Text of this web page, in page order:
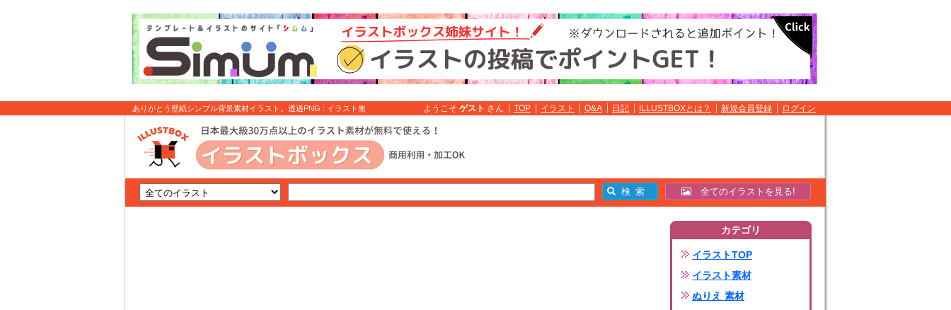
ありがとう壁紙シンプル背景素材イラスト。透過PNG : イラスト無
ようこそ ゲスト さん TOP イラスト Q&A 日記 ILLUSTBOXとは？ 新規会員登録 ログイン
全てのイラストを見る!
カテゴリ
イラストTOP
イラスト素材
ぬりえ 素材